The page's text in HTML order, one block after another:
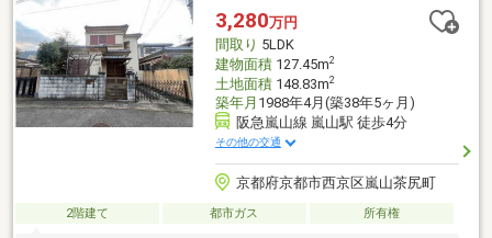
や浴室テレビ、三面鏡洗面台を完備。・サンディ徒歩5分、 セブ
ンイレブン徒歩4分と、買い物環境が整っている。
3,280万円
間取り 5LDK
建物面積127.45m2
土地面積148.83m2
築年月 1988年4月(築38年5ヶ月)
阪急嵐山線 嵐山駅 徒歩4分
その他の交通
京都府京都市西京区嵐山茶尻町
2階建て 都市ガス 所有権